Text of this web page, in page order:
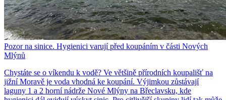
Pozor na sinice. Hygienici varují před koupáním v části Nových
Mlýnů
Chystáte se o víkendu k vodě? Ve většině přírodních koupališť na
jižní Moravě je voda vhodná ke koupání. Výjimkou zůstávají
laguny 1 a 2 horní nádrže Nové Mlýny na Břeclavsku, kde